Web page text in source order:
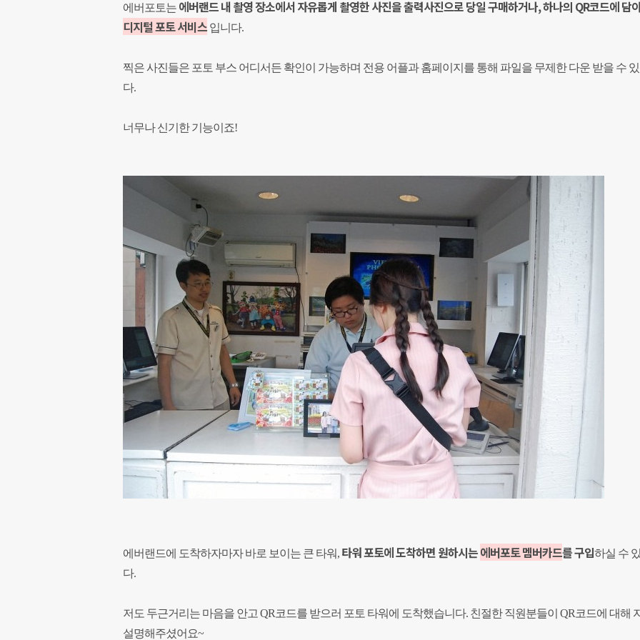
에버포토는 에버랜드 내 촬영 장소에서 자유롭게 촬영한 사진을 출력사진으로 당일 구매하거나, 하나의 QR코드에 담
디지털 포토 서비스 입니다.
찍은 사진들은 포토 부스 어디서든 확인이 가능하며 전용 어플과 홈페이지를 통해 파일을 무제한 다운 받을 수 있
다.
너무나 신기한 기능이죠!
에버랜드에 도착하자마자 바로 보이는 큰 타워, 타워 포토에 도착하면 원하시는에버포토 멤버카드를 구입하실 수
다.
저도 두근거리는 마음을 안고 QR코드를 받으러 포토 타워에 도착했습니다. 친절한 직원분들이 QR코드에 대해
설명해주셨어요~